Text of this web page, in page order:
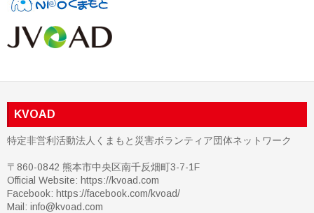
KVOAD
特定非営利活動法人くまもと災害ボランティア団体ネットワーク
〒860-0842 熊本市中央区南千反畑町3-7-1F
Official Website: https://kvoad.com
Facebook: https://facebook.com/kvoad/
Mail: info@kvoad.com